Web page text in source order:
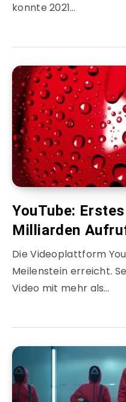
konnte 2021…
YouTube:
Milliarden
Die Videoplattform
Meilenstein erreicht.
Video mit mehr als…